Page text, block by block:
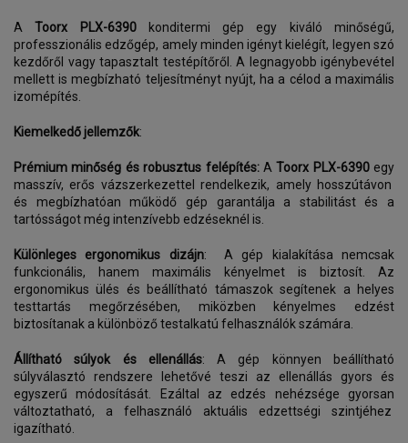
AToorx PLX-6390
konditermi gép egy kiváló minőségű,
professzionális edzőgép, amely minden igényt kielégít, legyen szó
kezdőről vagy tapasztalt testépítőről. A legnagyobb igénybevétel
mellett is megbízható teljesítményt nyújt, ha a célod a maximális
izomépítés.
Kiemelkedő jellemzők:
Prémium minőség és robusztus felépítés: A Toorx PLX-6390 egy
masszív, erős vázszerkezettel rendelkezik, amely hosszútávon
és megbízhatóan működő gép garantálja a stabilitást és a
tartósságot még intenzívebb edzéseknél is.
Különleges ergonomikus dizájn: A gép kialakítása nemcsak
funkcionális, hanem maximális kényelmet is biztosít. Az
ergonomikus ülés és beállítható támaszok segítenek a helyes
testtartás megőrzésében, miközben kényelmes edzést
biztosítanak a különböző testalkatú felhasználók számára.
Állítható súlyok és ellenállás: A gép könnyen beállítható
súlyválasztó rendszere lehetővé teszi az ellenállás gyors és
egyszerű módosítását. Ezáltal az edzés nehézsége gyorsan
változtatható, a felhasználó aktuális edzettségi szintjéhez
igazítható.